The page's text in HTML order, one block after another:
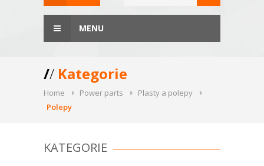
MENU
// Kategorie
Home Power parts
Plasty a polepy
Polepy
KATEGORIE